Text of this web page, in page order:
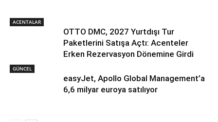
ACENTALAR
OTTO DMC, 2027 Yurtdışı Tur
Paketlerini Satışa Açtı: Acenteler
Erken Rezervasyon Dönemine Girdi
GÜNCEL
easyJet, Apollo Global Management’a
6,6 milyar euroya satılıyor